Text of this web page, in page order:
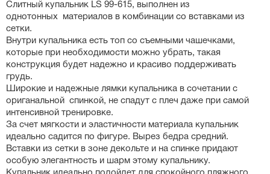
Слитный купальник LS 99-615, выполнен из
однотонных материалов в комбинации со вставками из
сетки.
Внутри купальника есть топ со съемными чашечками,
которые при необходимости можно убрать, такая
конструкция будет надежно и красиво поддерживать
грудь.
Широкие и надежные лямки купальника в сочетании с
ориганальной спинкой, не спадут с плеч даже при самой
интенсивной тренировке.
За счет мягкости и эластичности материала купальник
идеально садится по фигуре. Вырез бедра средний.
Вставки из сетки в зоне декольте и на спинке придают
особую элегантность и шарм этому купальнику.